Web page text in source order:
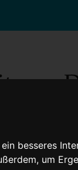
besseres
um